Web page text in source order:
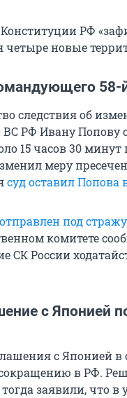
РФ
новые
58-
следствия об
РФ Ивану Попову
15 часов 30
меру
суд оставил Попова
отправлен под
комитете
СК России
с Японией
с Японией
в РФ.
заявили, что в